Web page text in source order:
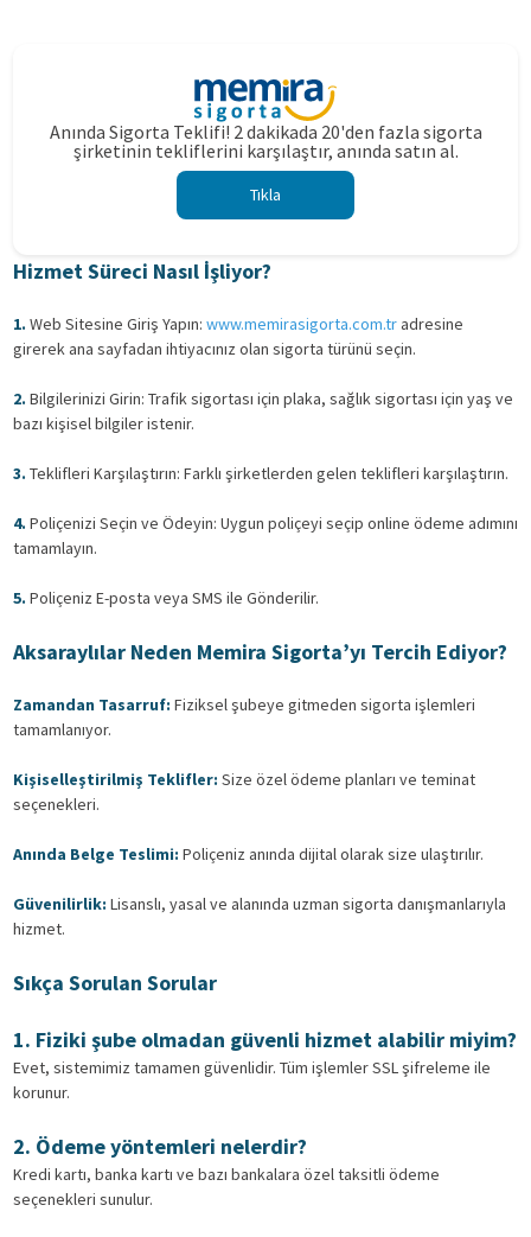
Anında Sigorta Teklifi! 2 dakikada 20'den fazla sigorta
şirketinin tekliflerini karşılaştır, anında satın al.
Tıkla
Hizmet Süreci Nasıl İşliyor?
1. Web Sitesine Giriş Yapın: www.memirasigorta.com.tr adresine
girerek ana sayfadan ihtiyacınız olan sigorta türünü seçin.
2. Bilgilerinizi Girin: Trafik sigortası için plaka, sağlık sigortası için yaş ve
bazı kişisel bilgiler istenir.
3. Teklifleri Karşılaştırın: Farklı şirketlerden gelen teklifleri karşılaştırın.
4. Poliçenizi Seçin ve Ödeyin: Uygun poliçeyi seçip online ödeme adımını
tamamlayın.
5. Poliçeniz E-posta veya SMS ile Gönderilir.
Aksaraylılar Neden Memira Sigorta’yı Tercih Ediyor?
Zamandan Tasarruf: Fiziksel şubeye gitmeden sigorta işlemleri
tamamlanıyor.
Kişiselleştirilmiş Teklifler: Size özel ödeme planları ve teminat
seçenekleri.
Anında Belge Teslimi: Poliçeniz anında dijital olarak size ulaştırılır.
Güvenilirlik: Lisanslı, yasal ve alanında uzman sigorta danışmanlarıyla
hizmet.
Sıkça Sorulan Sorular
1. Fiziki şube olmadan güvenli hizmet alabilir miyim?
Evet, sistemimiz tamamen güvenlidir. Tüm işlemler SSL şifreleme ile
korunur.
2. Ödeme yöntemleri nelerdir?
Kredi kartı, banka kartı ve bazı bankalara özel taksitli ödeme
seçenekleri sunulur.